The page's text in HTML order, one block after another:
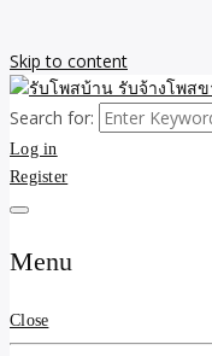
Skip to content
รับโพสบ้า
รับโพสบ้า
รับจ้างโพสขายบ้าน รับลง
Search for:
Log in
Register
Menu
Close